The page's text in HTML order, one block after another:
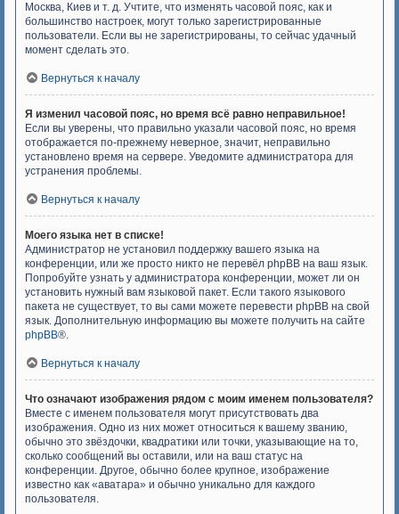
Москва, Киев и т. д. Учтите, что изменять часовой пояс, как и
большинство настроек, могут только зарегистрированные
пользователи. Если вы не зарегистрированы, то сейчас удачный
момент сделать это.
Вернуться к началу
Я изменил часовой пояс, но время всё равно неправильное!
Если вы уверены, что правильно указали часовой пояс, но время
отображается по-прежнему неверное, значит, неправильно
установлено время на сервере. Уведомите администратора для
устранения проблемы.
Вернуться к началу
Моего языка нет в списке!
Администратор не установил поддержку вашего языка на
конференции, или же просто никто не перевёл phpBB на ваш язык.
Попробуйте узнать у администратора конференции, может ли он
установить нужный вам языковой пакет. Если такого языкового
пакета не существует, то вы сами можете перевести phpBB на свой
язык. Дополнительную информацию вы можете получить на сайте
phpBB®.
Вернуться к началу
Что означают изображения рядом с моим именем пользователя?
Вместе с именем пользователя могут присутствовать два
изображения. Одно из них может относиться к вашему званию,
обычно это звёздочки, квадратики или точки, указывающие на то,
сколько сообщений вы оставили, или на ваш статус на
конференции. Другое, обычно более крупное, изображение
известно как «аватара» и обычно уникально для каждого
пользователя.